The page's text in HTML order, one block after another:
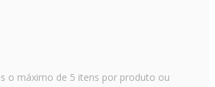
o máximo de 5 itens por produto ou